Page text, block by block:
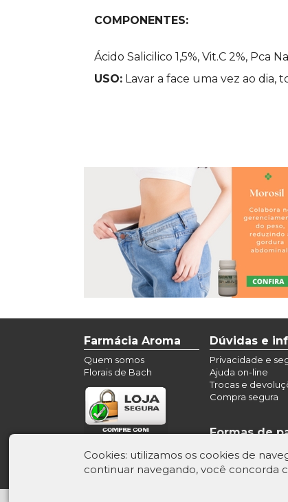
COMPONENTES:
Ácido Salicilico 1,5%, Vit.C 2%, Pca
USO: Lavar a face uma vez ao dia,
Farmácia Aroma
Quem somos
Florais de Bach
Dúvidas e
Privacidade e
Ajuda on-line
Trocas e
Compra segura
Formas de
Cookies: utilizamos os cookies de
continuar navegando, você concorda